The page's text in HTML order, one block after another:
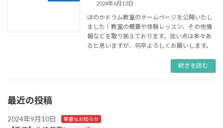
2024年6月13日
ほのかドラム教室のホームページを公開いたし
ました！教室の概要や体験レッスン、その他情
報などを取り揃えております。拙い点は多々あ
ると思いますが、何卒よろしくお願いします。
続きを読む
最近の投稿
2024年9月10日 重要なお知らせ